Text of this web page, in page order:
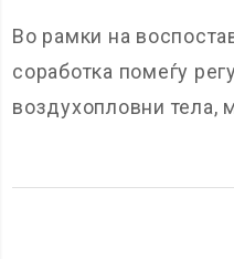
Во рамки на
соработка помеѓу
воздухопловни тела,